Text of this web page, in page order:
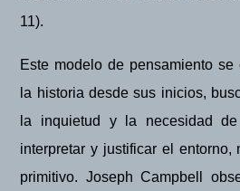
11).
Este modelo de pensamiento
la historia desde sus inicios,
la inquietud y la necesidad
interpretar y justificar el entorno,
primitivo. Joseph Campbell